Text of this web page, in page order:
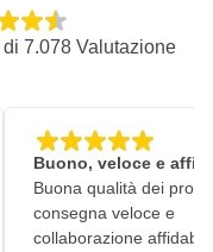
di 7.078 Valutazione
Buono, veloce e
Buona qualità dei
consegna veloce e
collaborazione